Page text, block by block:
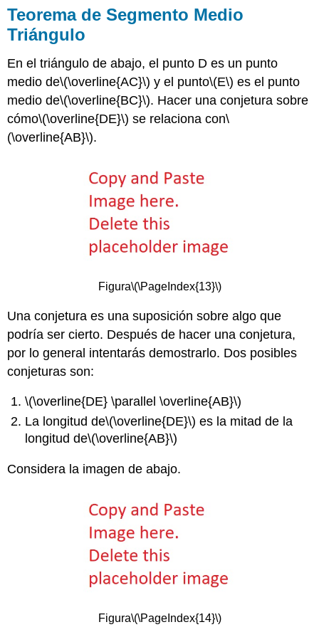
Teorema de Segmento Medio
Triángulo
En el triángulo de abajo, el punto D es un punto
medio de\(\overline{AC}\) y el punto\(E\) es el punto
medio de\(\overline{BC}\). Hacer una conjetura sobre
cómo\(\overline{DE}\) se relaciona con\
(\overline{AB}\).
Figura\(\PageIndex{13}\)
Una conjetura es una suposición sobre algo que
podría ser cierto. Después de hacer una conjetura,
por lo general intentarás demostrarlo. Dos posibles
conjeturas son:
\(\overline{DE} \parallel \overline{AB}\)
La longitud de\(\overline{DE}\) es la mitad de la
longitud de\(\overline{AB}\)
Considera la imagen de abajo.
Figura\(\PageIndex{14}\)